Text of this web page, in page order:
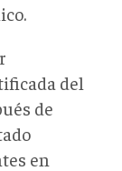
del
de
en